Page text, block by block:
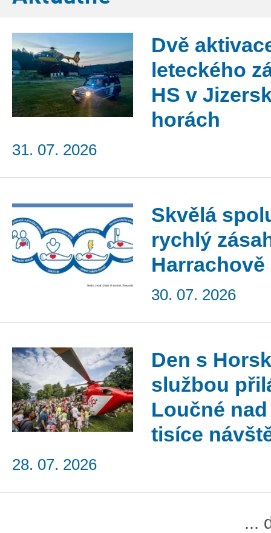
Dvě
leteckého
HS v
horách
31. 07. 2026
Skvělá
rychlý
Harrachově
30. 07. 2026
Den s
službou
Loučné
tisíce
28. 07. 2026
...